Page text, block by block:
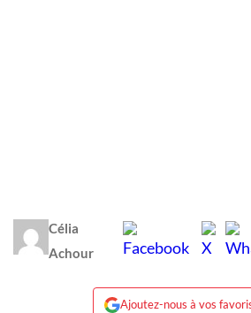
Célia
Achour
Ajoutez-nous à vos